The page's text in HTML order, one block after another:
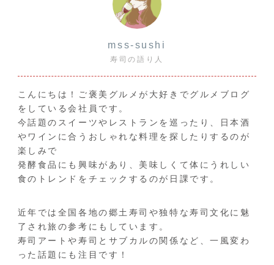
mss-sushi
寿司の語り人
こんにちは！ご褒美グルメが大好きでグルメブログ
をしている会社員です。
今話題のスイーツやレストランを巡ったり、日本酒
やワインに合うおしゃれな料理を探したりするのが
楽しみで
発酵食品にも興味があり、美味しくて体にうれしい
食のトレンドをチェックするのが日課です。
近年では全国各地の郷土寿司や独特な寿司文化に魅
了され旅の参考にもしています。
寿司アートや寿司とサブカルの関係など、一風変わ
った話題にも注目です！